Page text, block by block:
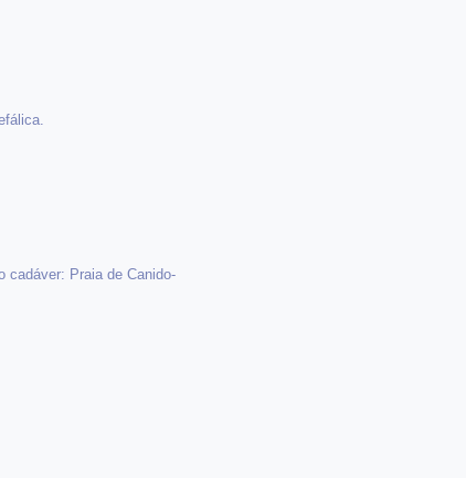
cadáver: Praia de Canido-